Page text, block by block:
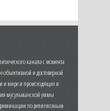
канала с момента
объективной и достоверной
и мире и происходящих в
мусульманской уммы
по религиозным